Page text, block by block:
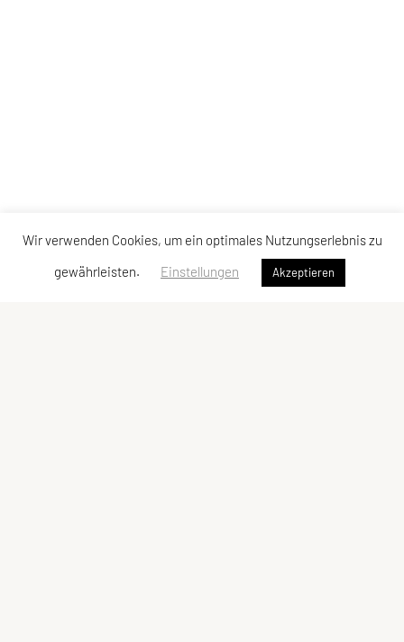
Wir verwenden Cookies, um ein optimales Nutzungserlebnis zu
gewährleisten.
Einstellungen Akzeptieren